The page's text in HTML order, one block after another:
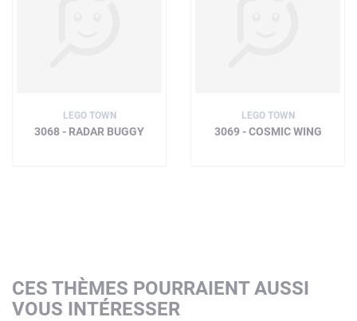
LEGO TOWN
3068 - RADAR BUGGY
LEGO TOWN
3069 - COSMIC WING
CES THÈMES POURRAIENT AUSSI
VOUS INTÉRESSER